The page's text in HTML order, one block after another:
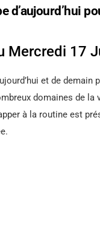
d’aujourd’hui
Mercredi 17
et de
domaines de
à la routine est